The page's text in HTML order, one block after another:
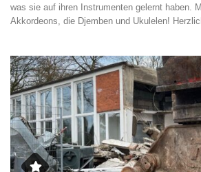
was sie auf ihren Instrumenten gelernt haben.
Akkordeons, die Djemben und Ukulelen!